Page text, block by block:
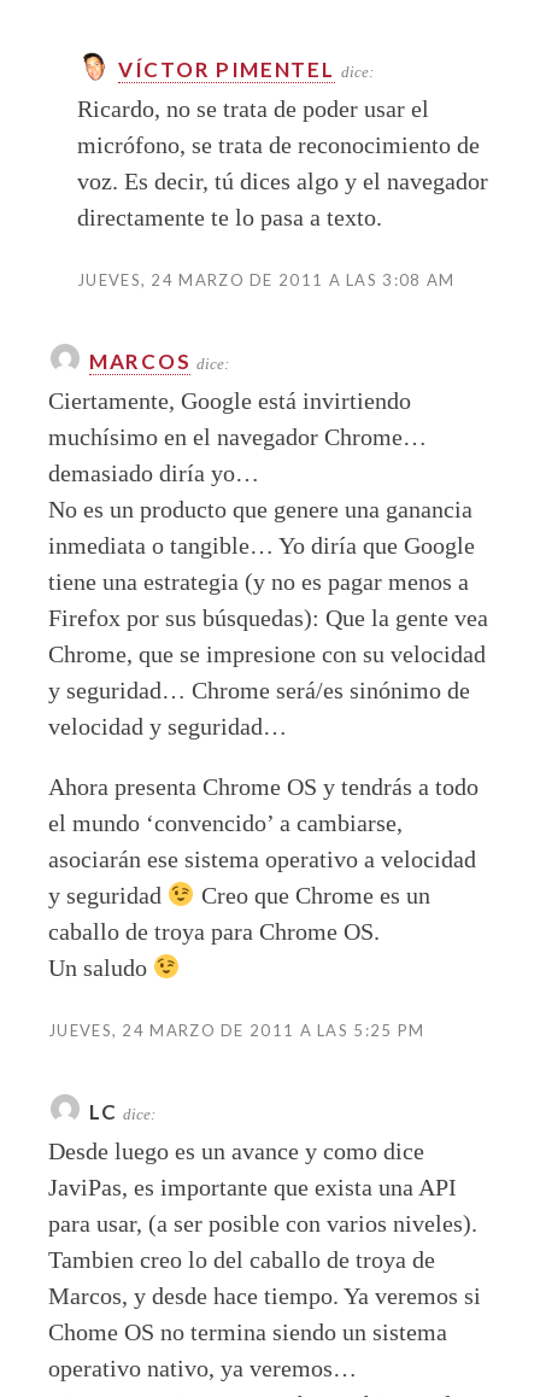
VÍCTOR PIMENTEL dice:
Ricardo, no se trata de poder usar el
micrófono, se trata de reconocimiento de
voz. Es decir, tú dices algo y el navegador
directamente te lo pasa a texto.
JUEVES, 24 MARZO DE 2011 A LAS 3:08 AM
MARCOS dice:
Ciertamente, Google está invirtiendo
muchísimo en el navegador Chrome…
demasiado diría yo…
No es un producto que genere una ganancia
inmediata o tangible… Yo diría que Google
tiene una estrategia (y no es pagar menos a
Firefox por sus búsquedas): Que la gente vea
Chrome, que se impresione con su velocidad
y seguridad… Chrome será/es sinónimo de
velocidad y seguridad…
Ahora presenta Chrome OS y tendrás a todo
el mundo ‘convencido’ a cambiarse,
asociarán ese sistema operativo a velocidad
y seguridad
Creo que Chrome es un
caballo de troya para Chrome OS.
Un saludo
JUEVES, 24 MARZO DE 2011 A LAS 5:25 PM
LC dice:
Desde luego es un avance y como dice
JaviPas, es importante que exista una API
para usar, (a ser posible con varios niveles).
Tambien creo lo del caballo de troya de
Marcos, y desde hace tiempo. Ya veremos si
Chome OS no termina siendo un sistema
operativo nativo, ya veremos…